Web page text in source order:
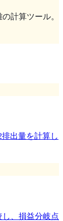
計算ツール。
出量を計算し
、損益分岐点